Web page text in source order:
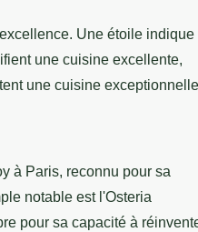
Une étoile indique
une cuisine excellente,
une cuisine
à Paris, reconnu pour sa
notable est l'Osteria
pour sa capacité à